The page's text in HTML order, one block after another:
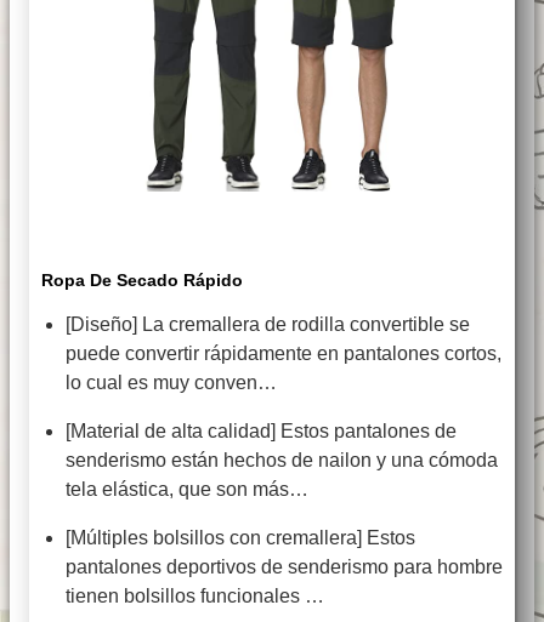
Ropa De Secado Rápido
[Diseño] La cremallera de rodilla convertible se
puede convertir rápidamente en pantalones cortos,
lo cual es muy conven…
[Material de alta calidad] Estos pantalones de
senderismo están hechos de nailon y una cómoda
tela elástica, que son más…
[Múltiples bolsillos con cremallera] Estos
pantalones deportivos de senderismo para hombre
tienen bolsillos funcionales …